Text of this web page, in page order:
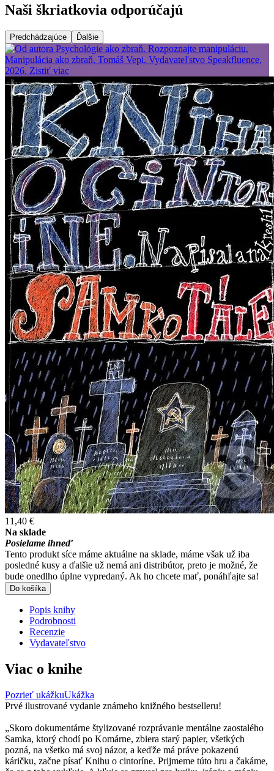
Naši škriatkovia odporúčajú
Predchádzajúce Ďalšie
11,40 €
Na sklade
Posielame ihneď
Tento produkt síce máme aktuálne na sklade, máme však už iba
posledné kusy a ďalšie už nemá ani distribútor, preto je možné, že
bude onedlho úplne vypredaný. Ak ho chcete mať, ponáhľajte sa!
Do košíka
Popis knihy
Podrobnosti
Recenzie
Vydavateľstvo
Viac o knihe
Pozrieť ukážkuUkážka
Prvé ilustrované vydanie známeho knižného bestselleru!
„Skoro dokumentárne štylizované rozprávanie mentálne zaostalého
Samka, ktorý chodí po Komárne, zbiera starý papier, všetkých
pozná, na všetko má svoj názor, a keďže má práve pokazenú
káričku, začne písať Knihu o cintoríne. Prijmeme túto hru a čakáme,